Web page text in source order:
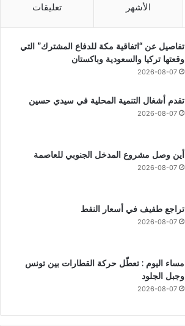
الأشهر تعليقات
تفاصيل عن “اتفاقية مكة للدفاع المشترك” التي
وقعتها تركيا والسعودية وباكستان
2026-08-07
تقدم أشغال التنمية المحلية في سيدي حسين
2026-08-07
أين وصل مشروع المدخل الجنوبي للعاصمة
2026-08-07
تراجع طفيف في أسعار النفط
2026-08-07
مساء اليوم : تعطّل حركة القطارات بين تونس
وجبل الجلود
2026-08-07